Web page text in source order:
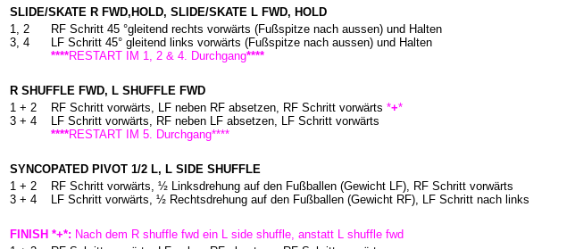
SLIDE/SKATE R FWD,HOLD, SLIDE/SKATE L FWD, HOLD
1, 2
3, 4
RF Schritt 45 °gleitend rechts vorwärts (Fußspitze nach aussen) und Halten
LF Schritt 45° gleitend links vorwärts (Fußspitze nach aussen) und Halten
****RESTART IM 1, 2 & 4. Durchgang****
R SHUFFLE FWD, L SHUFFLE FWD
1 + 2
3 + 4
RF Schritt vorwärts, LF neben RF absetzen, RF Schritt vorwärts *+*
LF Schritt vorwärts, RF neben LF absetzen, LF Schritt vorwärts
****RESTART IM 5. Durchgang****
SYNCOPATED PIVOT 1/2 L, L SIDE SHUFFLE
1 + 2
3 + 4
RF Schritt vorwärts, ½ Linksdrehung auf den Fußballen (Gewicht LF), RF Schritt vorwärts
LF Schritt vorwärts, ½ Rechtsdrehung auf den Fußballen (Gewicht RF), LF Schritt nach links
FINISH *+*: Nach dem R shuffle fwd ein L side shuffle, anstatt L shuffle fwd